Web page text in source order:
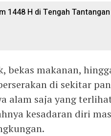
1448 H di Tengah
bekas makanan,
di sekitar
alam saja yang
kesadaran diri